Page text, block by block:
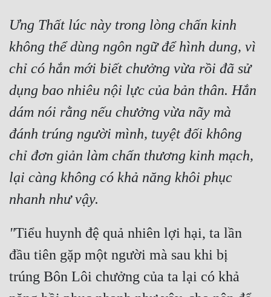
Ưng Thất lúc này trong lòng chấn kinh
không thể dùng ngôn ngữ để hình dung, vì
chỉ có hắn mới biết chưởng vừa rồi đã sử
dụng bao nhiêu nội lực của bản thân. Hắn
dám nói rằng nếu chưởng vừa nãy mà
đánh trúng người mình, tuyệt đối không
chỉ đơn giản làm chấn thương kinh mạch,
lại càng không có khả năng khôi phục
nhanh như vậy.
"Tiểu huynh đệ quả nhiên lợi hại, ta lần
đầu tiên gặp một người mà sau khi bị
trúng Bôn Lôi chưởng của ta lại có khả